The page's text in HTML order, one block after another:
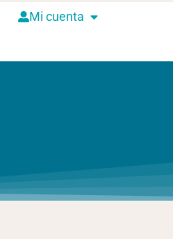
Mi cuenta